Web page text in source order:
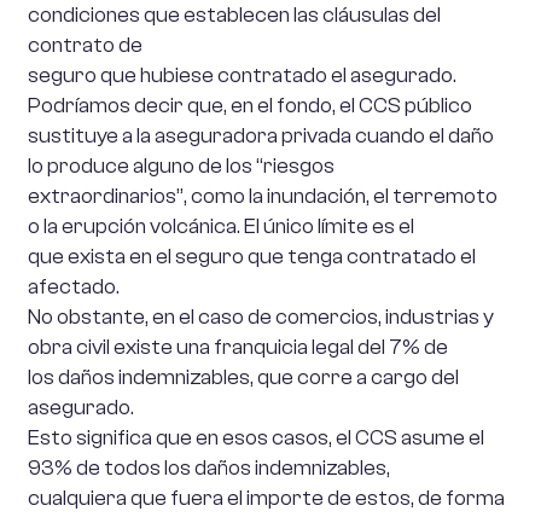
condiciones que establecen las cláusulas del
contrato de
seguro que hubiese contratado el asegurado.
Podríamos decir que, en el fondo, el CCS público
sustituye a la aseguradora privada cuando el daño
lo produce alguno de los “riesgos
extraordinarios”, como la inundación, el terremoto
o la erupción volcánica. El único límite es el
que exista en el seguro que tenga contratado el
afectado.
No obstante, en el caso de comercios, industrias y
obra civil existe una franquicia legal del 7% de
los daños indemnizables, que corre a cargo del
asegurado.
Esto significa que en esos casos, el CCS asume el
93% de todos los daños indemnizables,
cualquiera que fuera el importe de estos, de forma